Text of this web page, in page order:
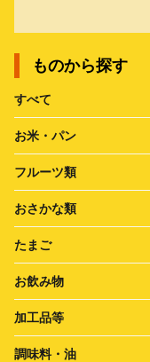
ものから探す
すべて
お米・パン
フルーツ類
おさかな類
たまご
お飲み物
加工品等
調味料・油